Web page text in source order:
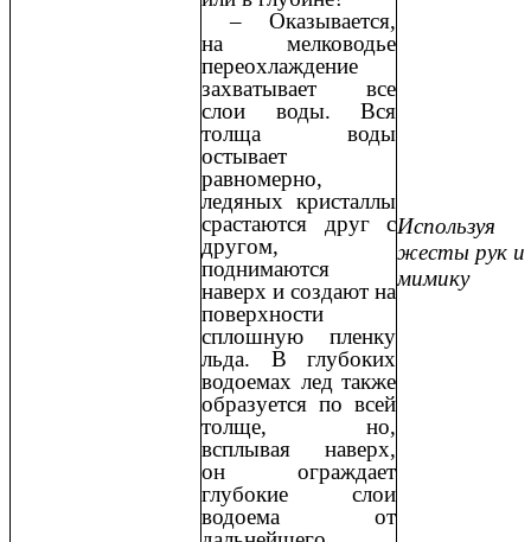
– Оказывается,
на мелководье
переохлаждение
захватывает все
слои воды. Вся
толща воды
остывает
равномерно,
ледяных кристаллы
срастаются друг с
другом,
поднимаются
наверх и создают на
поверхности
сплошную пленку
льда. В глубоких
водоемах лед также
образуется по всей
толще, но,
всплывая наверх,
он ограждает
глубокие слои
водоема от
Используя
жесты рук и
мимику